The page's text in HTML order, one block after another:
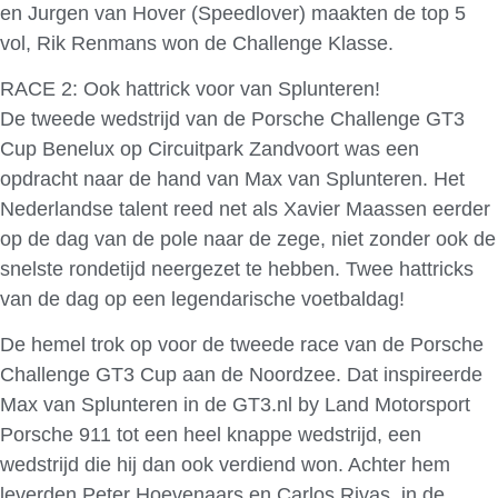
en Jurgen van Hover (Speedlover) maakten de top 5
vol, Rik Renmans won de Challenge Klasse.
RACE 2: Ook hattrick voor van Splunteren!
De tweede wedstrijd van de Porsche Challenge GT3
Cup Benelux op Circuitpark Zandvoort was een
opdracht naar de hand van Max van Splunteren. Het
Nederlandse talent reed net als Xavier Maassen eerder
op de dag van de pole naar de zege, niet zonder ook de
snelste rondetijd neergezet te hebben. Twee hattricks
van de dag op een legendarische voetbaldag!
De hemel trok op voor de tweede race van de Porsche
Challenge GT3 Cup aan de Noordzee. Dat inspireerde
Max van Splunteren in de GT3.nl by Land Motorsport
Porsche 911 tot een heel knappe wedstrijd, een
wedstrijd die hij dan ook verdiend won. Achter hem